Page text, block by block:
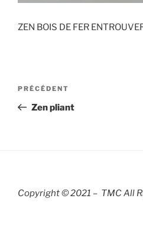
ZEN BOIS DE FER
Navigation
l’article
Article
précédent
PRÉCÉDENT
Zen pliant
Copyright © 2021 – TMC All